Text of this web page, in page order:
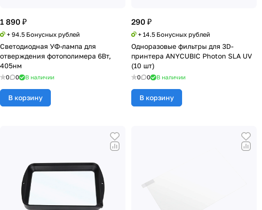
1 890 ₽
+ 94.5 Бонусных рублей
Светодиодная УФ-лампа для
отверждения фотополимера 6Вт,
405нм
0 0 В наличии
В корзину
290 ₽
+ 14.5 Бонусных рублей
Одноразовые фильтры для 3D-
принтера ANYCUBIC Photon SLA UV
(10 шт)
0 0 В наличии
В корзину